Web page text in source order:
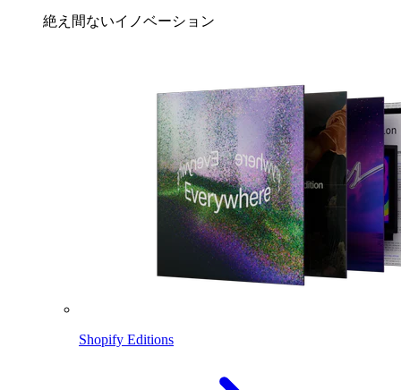
絶え間ないイノベーション
Shopify Editions